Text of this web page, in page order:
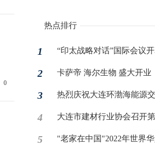
0
热点排行
1 “印太战略对话”国际会议
2 卡萨帝 海尔生物 盛大开业
3 热烈庆祝大连环渤海能源
4 大连市建材行业协会召开
5 "老家在中国"2022年世界